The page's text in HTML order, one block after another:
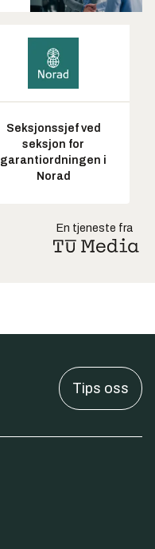
Seksjonssjef ved
seksjon for
garantiordningen i
Norad
En tjeneste fra
Tips oss